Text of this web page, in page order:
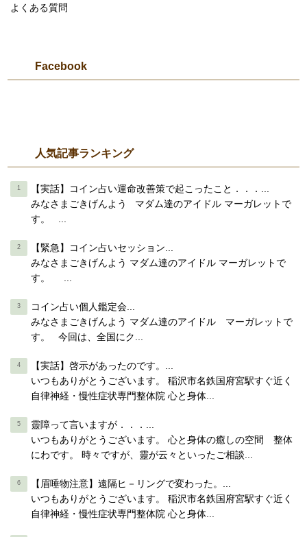
よくある質問
Facebook
人気記事ランキング
【実話】コイン占い運命改善策で起こったこと．．．...
みなさまごきげんよう マダム達のアイドル マーガレットで
す。 ...
【緊急】コイン占いセッション...
みなさまごきげんよう マダム達のアイドル マーガレットで
す。 ...
コイン占い個人鑑定会...
みなさまごきげんよう マダム達のアイドル マーガレットで
す。 今回は、全国にク...
【実話】啓示があったのです。...
いつもありがとうございます。 稲沢市名鉄国府宮駅すぐ近く
自律神経・慢性症状専門整体院 心と身体...
靈障って言いますが．．．...
いつもありがとうございます。 心と身体の癒しの空間 整体
にわです。 時々ですが、靈が云々といったご相談...
【眉唾物注意】遠隔ヒ－リングで変わった。...
いつもありがとうございます。 稲沢市名鉄国府宮駅すぐ近く
自律神経・慢性症状専門整体院 心と身体...